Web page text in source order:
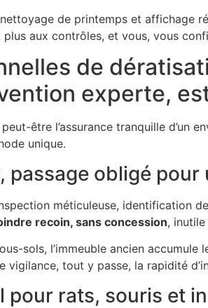
de printemps et affichage
aux contrôles, et vous, vous
de
experte,
être l’assurance tranquille d’un
unique.
passage obligé
méticuleuse, identification
recoin, sans concession, inutile
sols, l’immeuble ancien
vigilance, tout y passe, la rapidité
pour rats, souris et